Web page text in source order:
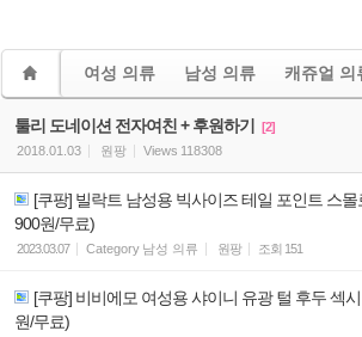
여성 의류 남성 의류 캐쥬얼 의
툴리 도네이션 전자여친 + 후원하기
[2]
2018.01.03
원팡 Views 118308
[쿠팡] 빌락트 남성용 빅사이즈 테일 포인트 스몰
900원/무료)
2023.03.07 Category 남성 의류 원팡 조회 151
[쿠팡] 비비에모 여성용 샤이니 유광 털 후두 섹
원/무료)